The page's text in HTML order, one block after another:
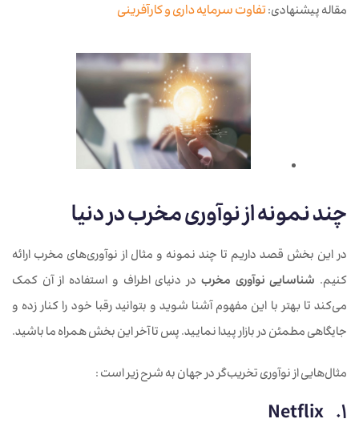
مقاله پیشنهادی:تفاوت سرمایه داری و کارآفرینی
چند نمونه از نوآوری مخرب در دنیا
در این بخش قصد داریم تا چند نمونه و مثال از نوآوری‌های مخرب ارائه
کنیم. شناسایی نوآوری مخرب در دنیای اطراف و استفاده از آن‌ کمک
می‌کند تا بهتر با این مفهوم آشنا شوید و بتوانید رقبا خود را کنار زده و
جایگاهی مطمئن در بازار پیدا نمایید. پس تا آخر این بخش همراه ما باشید.
مثال‌هایی از نوآوری تخریب‌گر در جهان به شرح زیر است :
1. Netflix